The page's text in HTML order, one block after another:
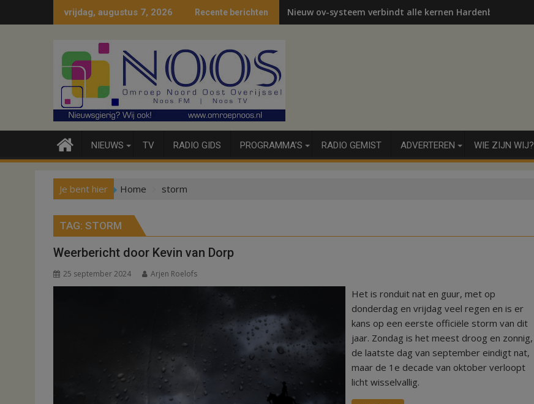
naar
vrijdag, augustus 7, 2026 Recente berichten Nieuw ov-systeem verbindt alle kernen Hardenberg
NIEUWS TV RADIO GIDS PROGRAMMA’S RADIO GEMIST ADVERTEREN WIE ZIJN WIJ?
Je bent hier Home storm
TAG: STORM
Weerbericht door Kevin van Dorp
25 september 2024 Arjen Roelofs
Het is ronduit nat en guur, met op
donderdag en vrijdag veel regen en is er
kans op een eerste officiële storm van dit
jaar. Zondag is het meest droog en zonnig,
de laatste dag van september eindigt nat,
maar de 1e decade van oktober verloopt
licht wisselvallig.